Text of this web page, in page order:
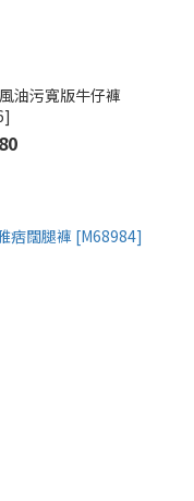
油污寬版牛仔褲